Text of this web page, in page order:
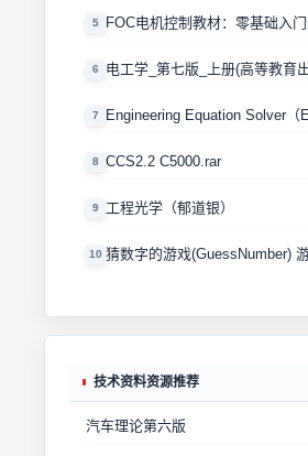
5 FOC电机控制教材：零基础入
6 电工学_第七版_上册(高等教育
7 Engineering Equation Solver（
8 CCS2.2 C5000.rar
9 工程光学（郁道银）
10 猜数字的游戏(GuessNumber)
技术资料资源推荐
汽车理论第六版